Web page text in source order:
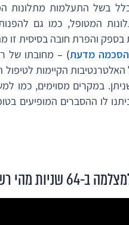
בשל התעלמות מתלונות
המטופל, כמו גם
והפרת חובה בסיסית זו
הסכמה מדעת) – מחובתו של
הקיימות לטיפול
במקרים מסוימים, כמו
לו ההסברים המופיעים
רשלנות רפואית